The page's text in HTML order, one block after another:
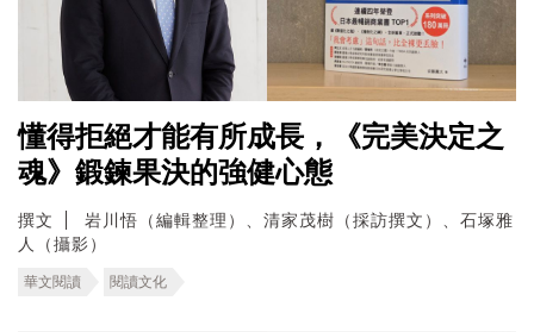
懂得拒絕才能有所成長，《完美決定之
魂》鍛鍊果決的強健心態
撰文
岩川悟（編輯整理）、清家茂樹（採訪撰文）、石塚雅
人（攝影）
華文閱讀 閱讀文化